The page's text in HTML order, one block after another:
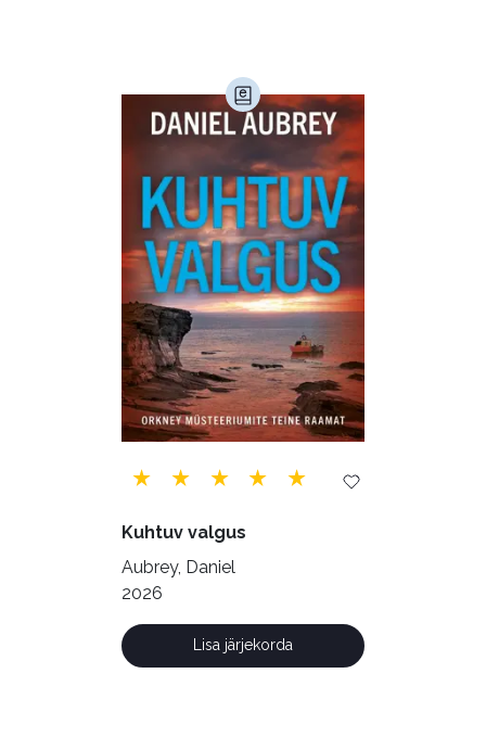
Maamajandus (24)
Majandus (34)
Perioodika (15)
Psühholoogia (185)
Rahandus (46)
Religioon (107)
Siseturvalisus (34)
Sport (52)
Tehnika (6)
Telekommunikatsioon (9)
Tervis (147)
Transport (8)
Ulme ja fantaasia (244)
Kuhtuv valgus
Aubrey, Daniel
2026
Lisa järjekorda